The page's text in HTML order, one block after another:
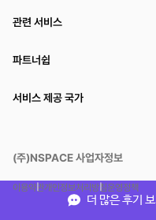
더 많은 후기 보
관련 서비스
파트너쉽
서비스 제공 국가
(주)NSPACE 사업자정보
이용약관개인정보처리방침운영정책
스페이스클라우드는 통신판매중개자이